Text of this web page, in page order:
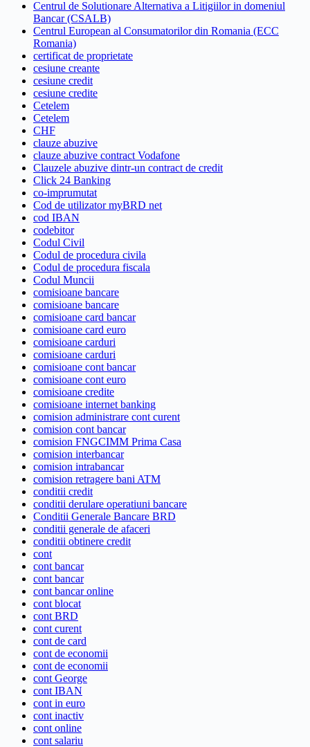
Centrul de Solutionare Alternativa a Litigiilor in domeniul
Bancar (CSALB)
Centrul European al Consumatorilor din Romania (ECC
Romania)
certificat de proprietate
cesiune creante
cesiune credit
cesiune credite
Cetelem
Cetelem
CHF
clauze abuzive
clauze abuzive contract Vodafone
Clauzele abuzive dintr-un contract de credit
Click 24 Banking
co-imprumutat
Cod de utilizator myBRD net
cod IBAN
codebitor
Codul Civil
Codul de procedura civila
Codul de procedura fiscala
Codul Muncii
comisioane bancare
comisioane bancare
comisioane card bancar
comisioane card euro
comisioane carduri
comisioane carduri
comisioane cont bancar
comisioane cont euro
comisioane credite
comisioane internet banking
comision administrare cont curent
comision cont bancar
comision FNGCIMM Prima Casa
comision interbancar
comision intrabancar
comision retragere bani ATM
conditii credit
conditii derulare operatiuni bancare
Conditii Generale Bancare BRD
conditii generale de afaceri
conditii obtinere credit
cont
cont bancar
cont bancar
cont bancar online
cont blocat
cont BRD
cont curent
cont de card
cont de economii
cont de economii
cont George
cont IBAN
cont in euro
cont inactiv
cont online
cont salariu